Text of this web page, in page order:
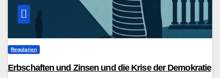
Regularien
Erbschaften und Zinsen und die Krise der Demokratie